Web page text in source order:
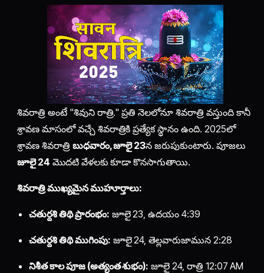
శివరాత్రి అంటే "శివుని రాత్రి." ప్రతి నెలలోనూ శివరాత్రి వస్తుంది కానీ
శ్రావణ మాసంలో వచ్చే శివరాత్రికి ప్రత్యేక స్థానం ఉంది. 2025లో
శ్రావణ శివరాత్రి బుధవారం, జూలై 23న జరుపుకుంటారు. పూజలు
జూలై 24 మొదటి వేళలకు కూడా కొనసాగుతాయి.
శివరాత్రి ముఖ్యమైన ముహూర్తాలు:
చతుర్దశి తిథి ప్రారంభం: జూలై 23, ఉదయం 4:39
చతుర్దశి తిథి ముగింపు: జూలై 24, తెల్లవారుజామున 2:28
నిశీత కాల పూజ (అత్యంత శుభం): జూలై 24, రాత్రి 12:07 AM